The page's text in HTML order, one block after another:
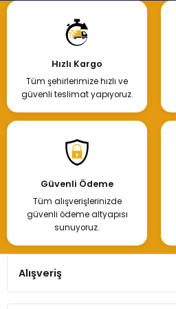
Hızlı Kargo
Tüm şehirlerimize hızlı ve
güvenli teslimat yapıyoruz.
Güvenli Ödeme
Tüm alışverişlerinizde
güvenli ödeme altyapısı
sunuyoruz.
Alışveriş